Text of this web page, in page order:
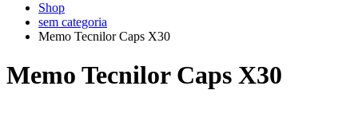
Shop
sem categoria
Memo Tecnilor Caps X30
Memo Tecnilor Caps X30